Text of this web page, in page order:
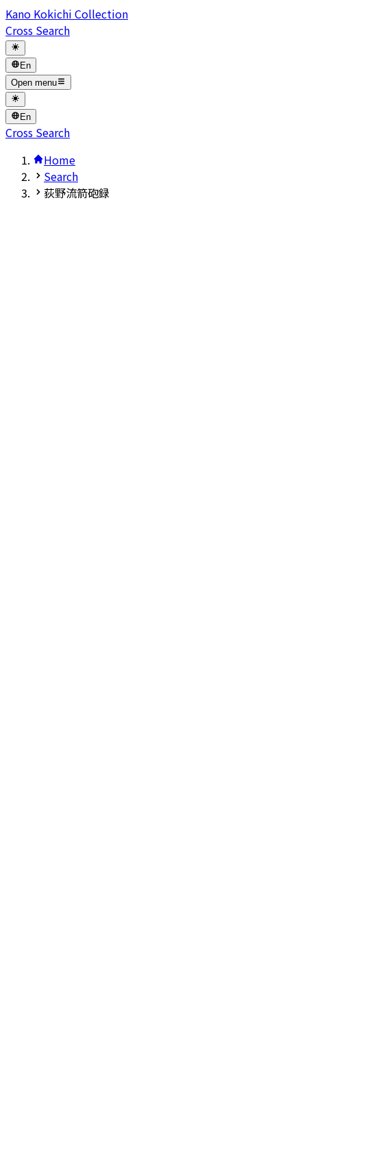
Kano Kokichi Collection
Cross Search
En
Open menu
En
Cross Search
Home
Search
荻野流箭砲録